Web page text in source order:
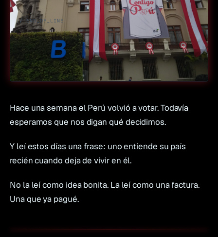
// END_OF_LINE
Hace una semana el Perú volvió a votar. Todavía
esperamos que nos digan qué decidimos.
Y leí estos días una frase: uno entiende su país
recién cuando deja de vivir en él.
No la leí como idea bonita. La leí como una factura.
Una que ya pagué.